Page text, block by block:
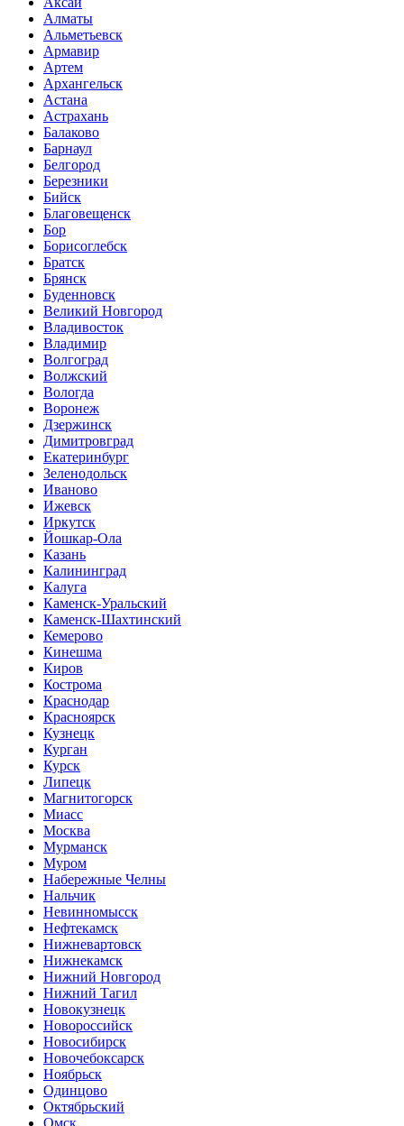
Алматы
Альметьевск
Армавир
Артем
Архангельск
Астана
Астрахань
Балаково
Барнаул
Белгород
Березники
Бийск
Благовещенск
Бор
Борисоглебск
Братск
Брянск
Буденновск
Великий Новгород
Владивосток
Владимир
Волгоград
Волжский
Вологда
Воронеж
Дзержинск
Димитровград
Екатеринбург
Зеленодольск
Иваново
Ижевск
Иркутск
Йошкар-Ола
Казань
Калининград
Калуга
Каменск-Уральский
Каменск-Шахтинский
Кемерово
Кинешма
Киров
Кострома
Краснодар
Красноярск
Кузнецк
Курган
Курск
Липецк
Магнитогорск
Миасс
Москва
Мурманск
Муром
Набережные Челны
Нальчик
Невинномысск
Нефтекамск
Нижневартовск
Нижнекамск
Нижний Новгород
Нижний Тагил
Новокузнецк
Новороссийск
Новосибирск
Новочебоксарск
Ноябрьск
Одинцово
Октябрьский
Омск